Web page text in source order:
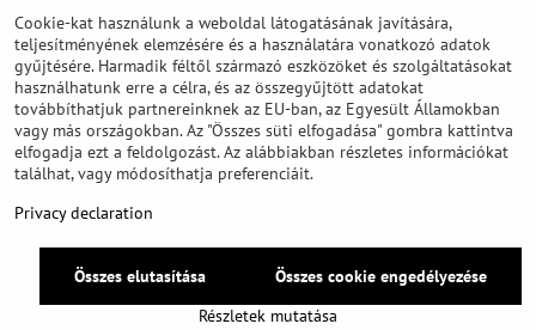
Hogyan válasszuk ki a megfelelő felfüggesztési villát ?
Hogyan válasszuk ki a megfelelő méretű sisakot?
Shimano E-Bike Akkumulátor Útmutató
Schwalbe Tubeless Gumik Felfedezése
Privacy declaration
Cookie-kat használunk a weboldal látogatásának javítására,
teljesítményének elemzésére és a használatára vonatkozó adatok
gyűjtésére. Harmadik féltől származó eszközöket és szolgáltatásokat
használhatunk erre a célra, és az összegyűjtött adatokat
továbbíthatjuk partnereinknek az EU-ban, az Egyesült Államokban
vagy más országokban. Az "Összes süti elfogadása" gombra kattintva
elfogadja ezt a feldolgozást. Az alábbiakban részletes információkat
találhat, vagy módosíthatja preferenciáit.
Privacy declaration
Részletek mutatása
Összes cookie engedélyezése
Összes elutasítása